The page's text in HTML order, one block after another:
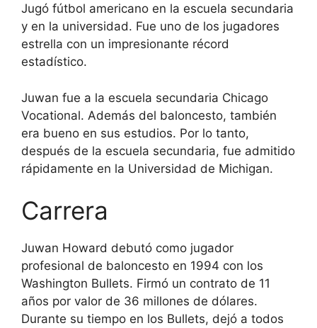
Jugó fútbol americano en la escuela secundaria
y en la universidad. Fue uno de los jugadores
estrella con un impresionante récord
estadístico.
Juwan fue a la escuela secundaria Chicago
Vocational. Además del baloncesto, también
era bueno en sus estudios. Por lo tanto,
después de la escuela secundaria, fue admitido
rápidamente en la Universidad de Michigan.
Carrera
Juwan Howard debutó como jugador
profesional de baloncesto en 1994 con los
Washington Bullets. Firmó un contrato de 11
años por valor de 36 millones de dólares.
Durante su tiempo en los Bullets, dejó a todos